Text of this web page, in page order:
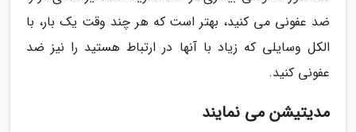
ضد عفونی می کنید، بهتر است که هر چند وقت یک بار، با
الکل وسایلی که زیاد با آنها در ارتباط هستید را نیز ضد
عفونی کنید.
مدیتیشن می نمایند